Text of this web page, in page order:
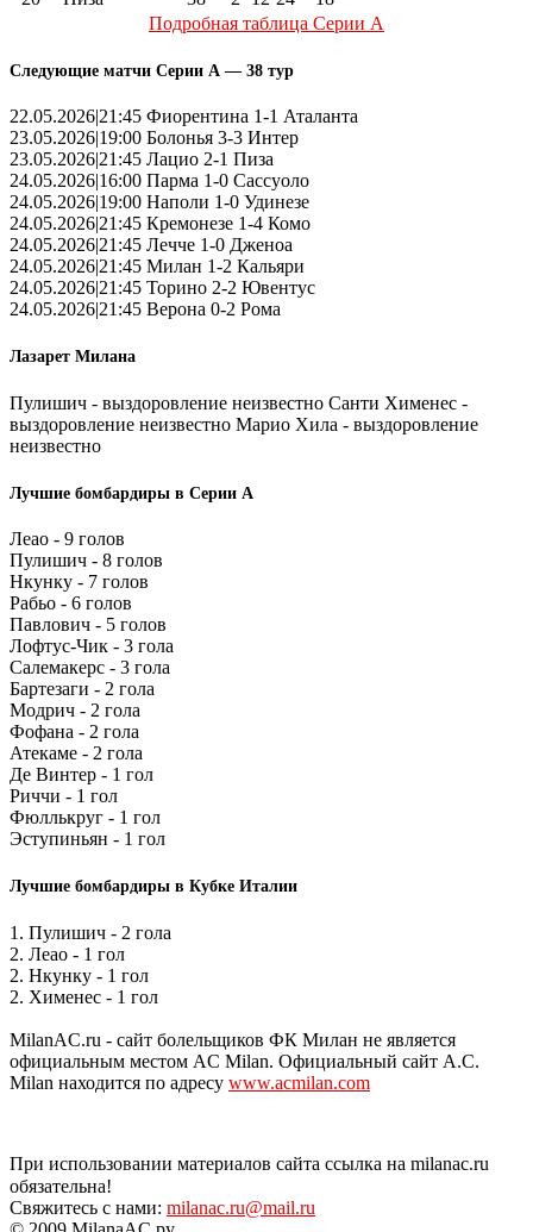
Подробная таблица Серии А
Следующие матчи Серии А — 38 тур
22.05.2026|21:45 Фиорентина 1-1 Аталанта
23.05.2026|19:00 Болонья 3-3 Интер
23.05.2026|21:45 Лацио 2-1 Пиза
24.05.2026|16:00 Парма 1-0 Сассуоло
24.05.2026|19:00 Наполи 1-0 Удинезе
24.05.2026|21:45 Кремонезе 1-4 Комо
24.05.2026|21:45 Лечче 1-0 Дженоа
24.05.2026|21:45 Милан 1-2 Кальяри
24.05.2026|21:45 Торино 2-2 Ювентус
24.05.2026|21:45 Верона 0-2 Рома
Лазарет Милана
Пулишич - выздоровление неизвестно Санти Хименес -
выздоровление неизвестно Марио Хила - выздоровление
неизвестно
Лучшие бомбардиры в Серии А
Леао - 9 голов
Пулишич - 8 голов
Нкунку - 7 голов
Рабьо - 6 голов
Павлович - 5 голов
Лофтус-Чик - 3 гола
Салемакерс - 3 гола
Бартезаги - 2 гола
Модрич - 2 гола
Фофана - 2 гола
Атекаме - 2 гола
Де Винтер - 1 гол
Риччи - 1 гол
Фюллькруг - 1 гол
Эступиньян - 1 гол
Лучшие бомбардиры в Кубке Италии
1. Пулишич - 2 гола
2. Леао - 1 гол
2. Нкунку - 1 гол
2. Хименес - 1 гол
MilanAC.ru - сайт болельщиков ФК Милан не является
официальным местом AC Milan. Официальный сайт A.C.
Milan находится по адресу www.acmilan.com
При использовании материалов сайта ссылка на milanac.ru
обязательна!
Свяжитесь с нами: milanac.ru@mail.ru